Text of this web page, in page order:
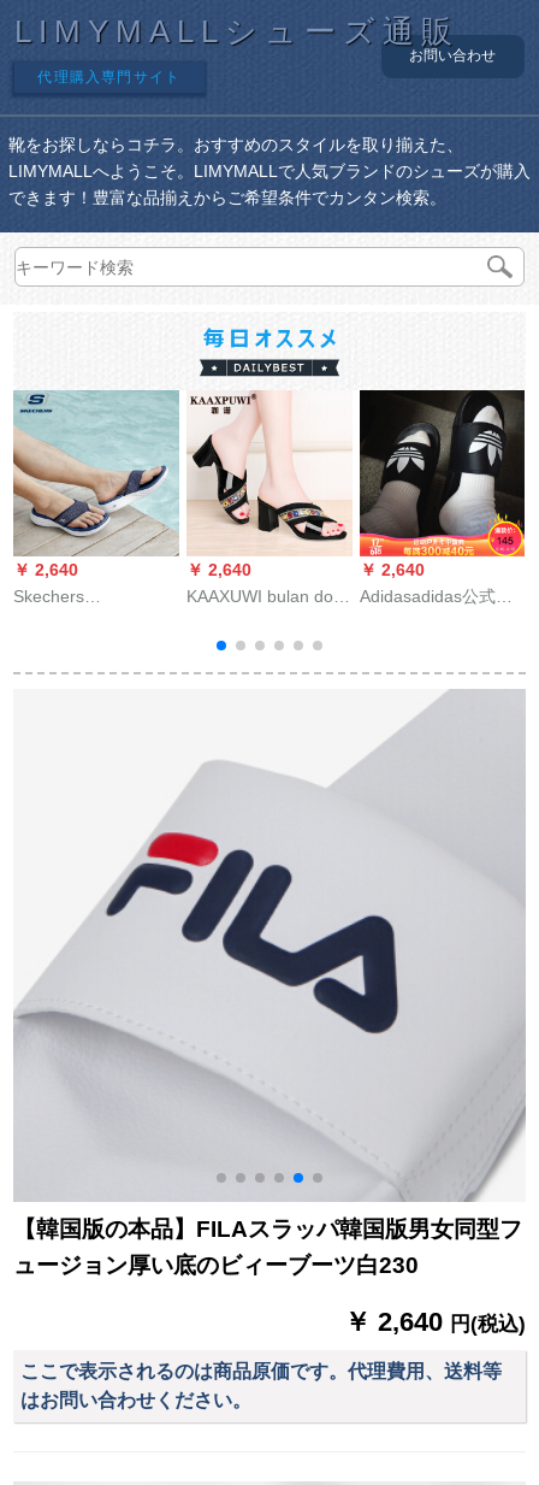
LIMYMALLシューズ通販
代理購入専門サイト
お問い合わせ
靴をお探しならコチラ。おすすめのスタイルを取り揃えた、
LIMYMALLへようこそ。LIMYMALLで人気ブランドのシューズが購入
できます！豊富な品揃えからご希望条件でカンタン検索。
￥ 2,640
Skechers
ネット人字は海军ブ
￥ 2,640
KAAXUWI bulan doの
性靴の外はファック
にぴったりです。夏
さい。
￥ 2,640
Adidasadidas公式サ
2020夏新型屋外ビタ
ーブーツカージュ
【韓国版の本品】FILAスラッパ韓国版男女同型フ
ュージョン厚い底のビィーブーツ白230
￥ 2,640 円(税込)
ここで表示されるのは商品原価です。代理費用、送料等
はお問い合わせください。